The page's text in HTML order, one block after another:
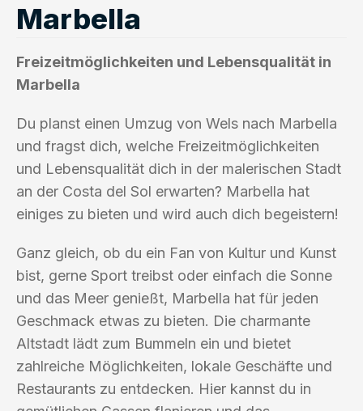
Marbella
Freizeitmöglichkeiten und Lebensqualität in
Marbella
Du planst einen Umzug von Wels nach Marbella
und fragst dich, welche Freizeitmöglichkeiten
und Lebensqualität dich in der malerischen Stadt
an der Costa del Sol erwarten? Marbella hat
einiges zu bieten und wird auch dich begeistern!
Ganz gleich, ob du ein Fan von Kultur und Kunst
bist, gerne Sport treibst oder einfach die Sonne
und das Meer genießt, Marbella hat für jeden
Geschmack etwas zu bieten. Die charmante
Altstadt lädt zum Bummeln ein und bietet
zahlreiche Möglichkeiten, lokale Geschäfte und
Restaurants zu entdecken. Hier kannst du in